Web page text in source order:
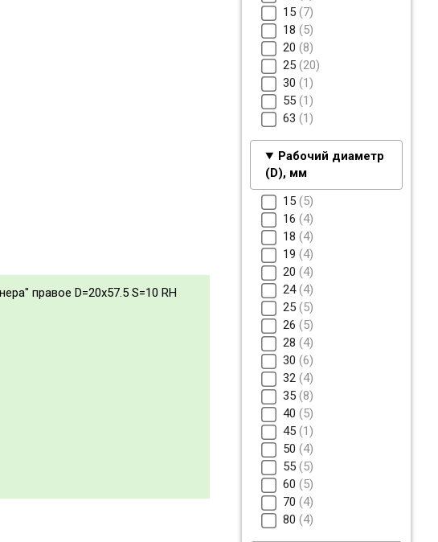
15 7
18 5
20 8
25 20
30 1
55 1
63 1
Рабочий диаметр
(D), мм
15 5
16 4
18 4
19 4
20 4
24 4
25 5
26 5
28 4
30 6
32 4
35 8
40 5
45 1
50 4
55 5
60 5
70 4
80 4
правое D=20x57.5 S=10 RH